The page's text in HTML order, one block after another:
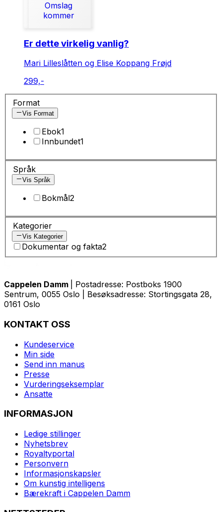
Omslag
kommer
Er dette virkelig vanlig?
Mari Lilleslåtten og Elise Koppang Frøjd
299,-
Format
Vis Format
Ebok1
Innbundet1
Språk
Vis Språk
Bokmål2
Kategorier
Vis Kategorier
Dokumentar og fakta2
Cappelen Damm
| Postadresse: Postboks 1900
Sentrum, 0055 Oslo | Besøksadresse: Stortingsgata 28,
0161 Oslo
KONTAKT OSS
Kundeservice
Min side
Send inn manus
Presse
Vurderingseksemplar
Ansatte
INFORMASJON
Ledige stillinger
Nyhetsbrev
Royaltyportal
Personvern
Informasjonskapsler
Om kunstig intelligens
Bærekraft i Cappelen Damm